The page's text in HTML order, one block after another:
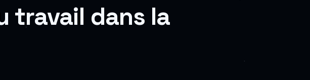
travail dans la